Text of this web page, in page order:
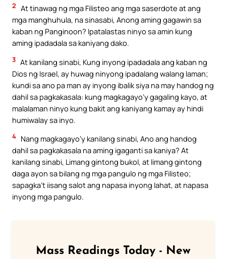
2 At tinawag ng mga Filisteo ang mga saserdote at ang
mga manghuhula, na sinasabi, Anong aming gagawin sa
kaban ng Panginoon? Ipatalastas ninyo sa amin kung
aming ipadadala sa kaniyang dako.
3 At kanilang sinabi, Kung inyong ipadadala ang kaban ng
Dios ng Israel, ay huwag ninyong ipadalang walang laman;
kundi sa ano pa man ay inyong ibalik siya na may handog ng
dahil sa pagkakasala: kung magkagayo’y gagaling kayo, at
malalaman ninyo kung bakit ang kaniyang kamay ay hindi
humiwalay sa inyo.
4 Nang magkagayo’y kanilang sinabi, Ano ang handog
dahil sa pagkakasala na aming igaganti sa kaniya? At
kanilang sinabi, Limang gintong bukol, at limang gintong
daga ayon sa bilang ng mga pangulo ng mga Filisteo;
sapagka’t iisang salot ang napasa inyong lahat, at napasa
inyong mga pangulo.
Mass Readings Today - New